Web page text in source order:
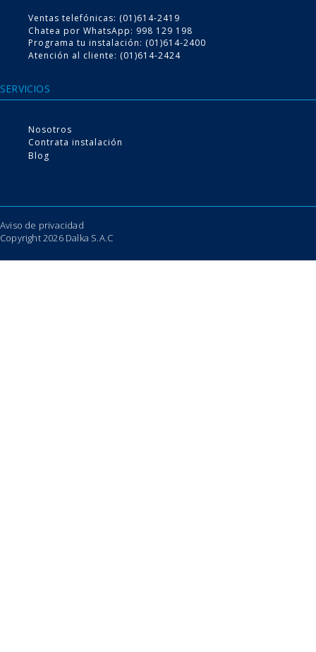
Conoce nuestro
Servicio de instalación
llevamos e instalamos
Ventas telefónicas: (01)614-2419
Chatea por WhatsApp: 998 129 198
Programa tu instalación: (01)614-2400
Atención al cliente: (01)614-2424
SERVICIOS
Nosotros
Contrata instalación
Blog
Aviso de privacidad
Copyright 2026 Dalka S.A.C